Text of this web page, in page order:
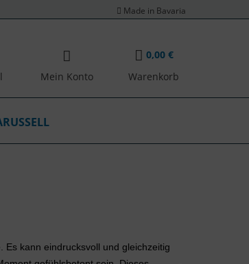
Made in Bavaria
Mein Konto
0,00 €
Warenkorb
kann eindrucksvoll und gleichzeitig